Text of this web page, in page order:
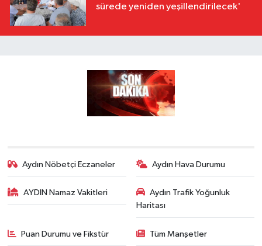
sürede yeniden yeşillendirilecek'
Aydın Nöbetçi Eczaneler Aydın Hava Durumu
AYDIN Namaz Vakitleri
Aydın Trafik Yoğunluk
Haritası
Puan Durumu ve Fikstür Tüm Manşetler